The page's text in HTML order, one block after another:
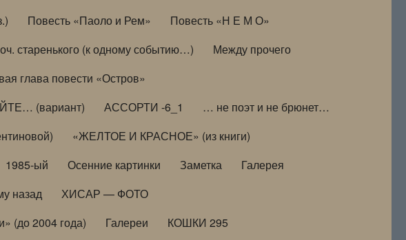
Повесть «Паоло и Рем»
Повесть «Н Е М О»
старенького (к одному событию…)
Между прочего
глава повести «Остров»
(вариант) АССОРТИ -6_1
… не поэт и не брюнет…
«ЖЕЛТОЕ И КРАСНОЕ» (из книги)
1985-ый Осенние картинки Заметка
Галерея
назад
ХИСАР — ФОТО
(до 2004 года) Галереи
КОШКИ 295